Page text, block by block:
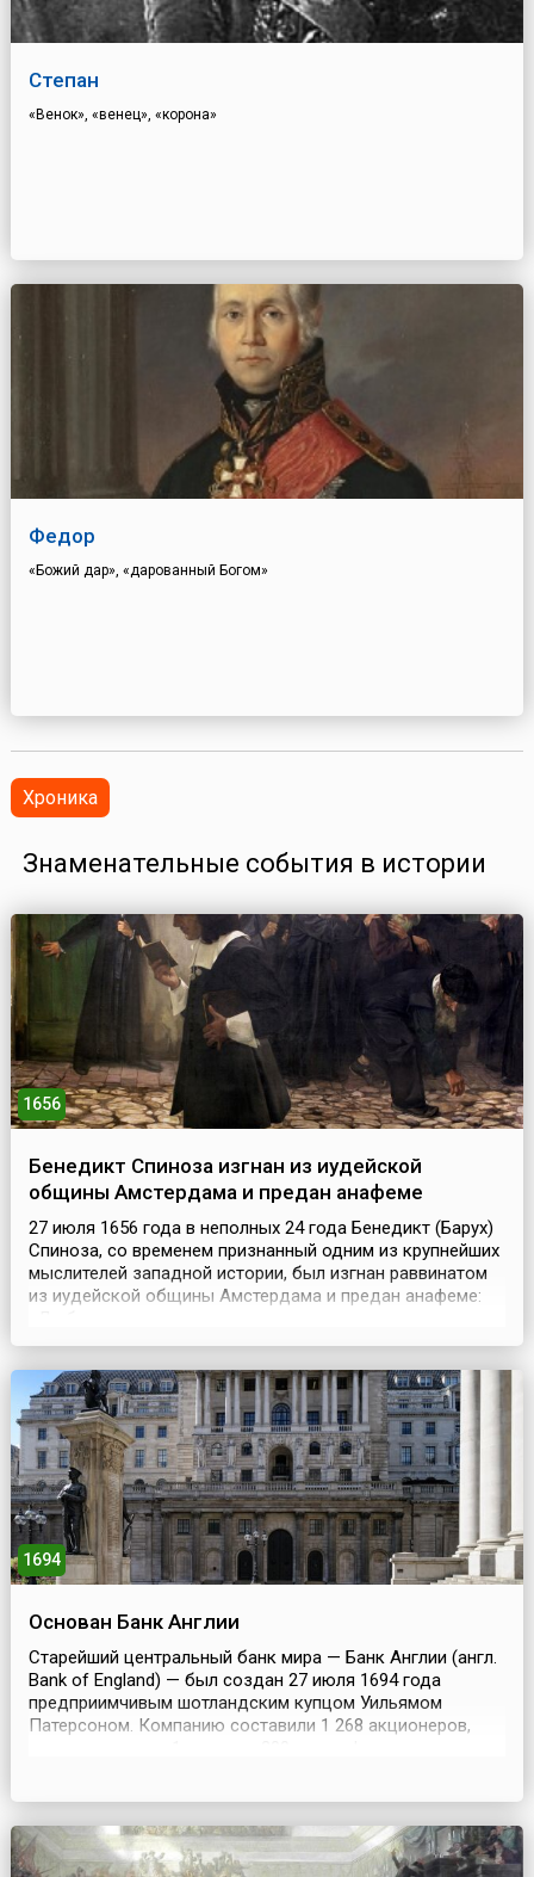
Степан
«Венок», «венец», «корона»
Федор
«Божий дар», «дарованный Богом»
Хроника
Знаменательные события в истории
1656
Бенедикт Спиноза изгнан из иудейской
общины Амстердама и предан анафеме
27 июля 1656 года в неполных 24 года Бенедикт (Барух)
Спиноза, со временем признанный одним из крупнейших
мыслителей западной истории, был изгнан раввинатом
из иудейской общины Амстердама и предан анафеме:
когда ложится и когда встает... Пусть Бог никогда более
ученого за его критический а...
1694
Основан Банк Англии
Старейший центральный банк мира — Банк Англии (англ.
Bank of England) — был создан 27 июля 1694 года
предприимчивым шотландским купцом Уильямом
Патерсоном. Компанию составили 1 268 акционеров,